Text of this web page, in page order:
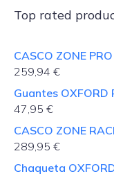
Top rated
CASCO ZONE
259,94 €
Guantes
47,95 €
CASCO ZONE
289,95 €
Chaqueta